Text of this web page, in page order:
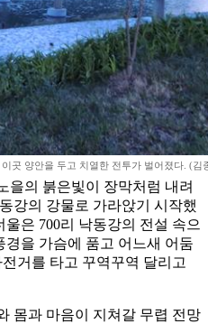
곳 양안을 두고 치열한 전투가 벌어졌다. (김
을의 붉은빛이 장막처럼 내려
강의 강물로 가라앉기 시작했
은 700리 낙동강의 전설 속으
을 가슴에 품고 어느새 어둠
거를 타고 꾸역꾸역 달리고
몸과 마음이 지쳐갈 무렵 전망